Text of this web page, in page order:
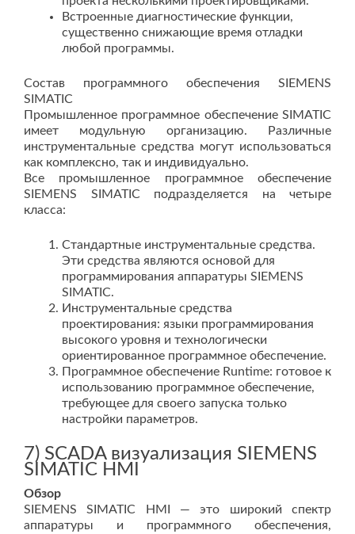
Встроенные диагностические функции,
существенно снижающие время отладки
любой программы.
Состав программного обеспечения SIEMENS
SIMATIC
Промышленное программное обеспечение SIMATIC
имеет модульную организацию. Различные
инструментальные средства могут использоваться
как комплексно, так и индивидуально.
Все промышленное программное обеспечение
SIEMENS SIMATIC подразделяется на четыре
класса:
Стандартные инструментальные средства.
Эти средства являются основой для
программирования аппаратуры SIEMENS
SIMATIC.
Инструментальные средства
проектирования: языки программирования
высокого уровня и технологически
ориентированное программное обеспечение.
Программное обеспечение Runtime: готовое к
использованию программное обеспечение,
требующее для своего запуска только
настройки параметров.
7) SCADA визуализация SIEMENS
SIMATIC HMI
Обзор
SIEMENS SIMATIC HMI — это широкий спектр
аппаратуры и программного обеспечения,